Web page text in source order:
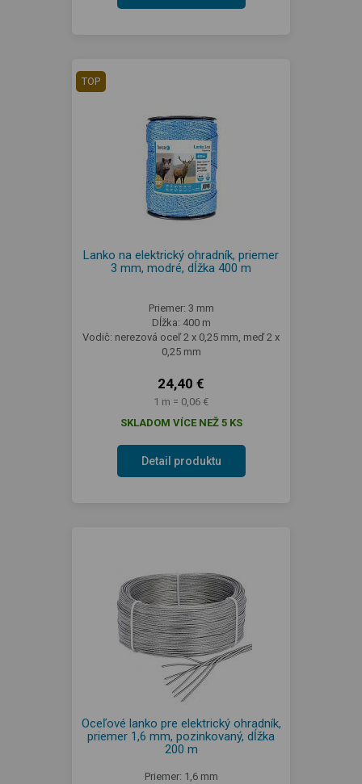
TOP
Lanko na elektrický ohradník, priemer
3 mm, modré, dĺžka 400 m
Priemer: 3 mm
Dĺžka: 400 m
Vodič: nerezová oceľ 2 x 0,25 mm, meď 2 x
0,25 mm
24,40 €
1 m = 0,06 €
SKLADOM VÍCE NEŽ 5 KS
Detail produktu
Oceľové lanko pre elektrický ohradník,
priemer 1,6 mm, pozinkovaný, dĺžka
200 m
Priemer: 1,6 mm